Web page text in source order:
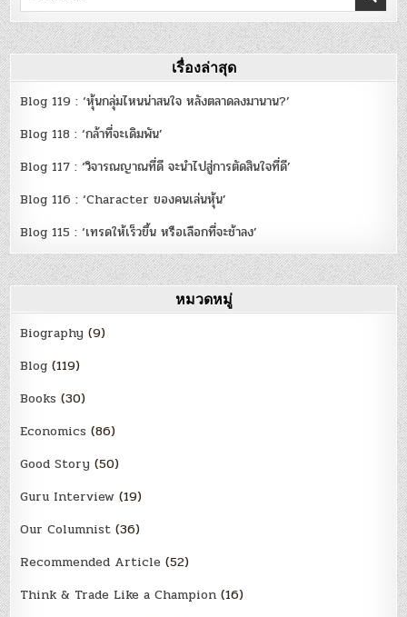
for:
เรื่องล่าสุด
Blog 119 : ‘หุ้นกลุ่มไหนน่าสนใจ หลังตลาดลงมานาน?’
Blog 118 : ‘กล้าที่จะเดิมพัน’
Blog 117 : ‘วิจารณญาณที่ดี จะนำไปสู่การตัดสินใจที่ดี’
Blog 116 : ‘Character ของคนเล่นหุ้น’
Blog 115 : ‘เทรดให้เร็วขึ้น หรือเลือกที่จะช้าลง’
หมวดหมู่
Biography (9)
Blog (119)
Books (30)
Economics (86)
Good Story (50)
Guru Interview (19)
Our Columnist (36)
Recommended Article (52)
Think & Trade Like a Champion (16)